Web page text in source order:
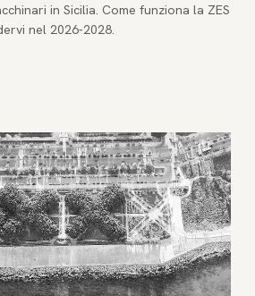
in Sicilia. Come funziona la ZES
nel 2026-2028.